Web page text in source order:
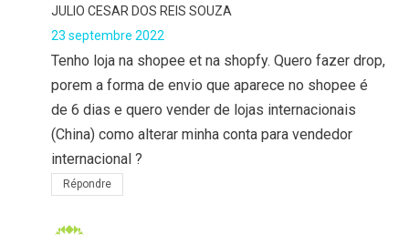
JULIO CESAR DOS REIS SOUZA
23 septembre 2022
Tenho loja na shopee et na shopfy. Quero fazer drop,
porem a forma de envio que aparece no shopee é
de 6 dias e quero vender de lojas internacionais
(China) como alterar minha conta para vendedor
internacional ?
Répondre